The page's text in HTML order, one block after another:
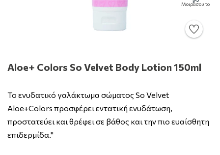
Μοιράσου το
Aloe+ Colors So Velvet Body Lotion 150ml
Το ενυδατικό γαλάκτωμα σώματος So Velvet
Aloe+Colors προσφέρει εντατική ενυδάτωση,
προστατεύει και θρέφει σε βάθος και την πιο ευαίσθητη
επιδερμίδα."